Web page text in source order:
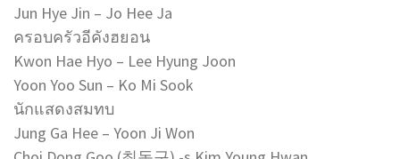
Jun Hye Jin – Jo Hee Ja
ครอบครัวอีคังฮยอน
Kwon Hae Hyo – Lee Hyung Joon
Yoon Yoo Sun – Ko Mi Sook
นักแสดงสมทบ
Jung Ga Hee – Yoon Ji Won